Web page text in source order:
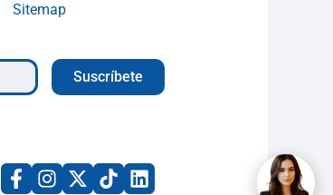
Sitemap
Suscríbete